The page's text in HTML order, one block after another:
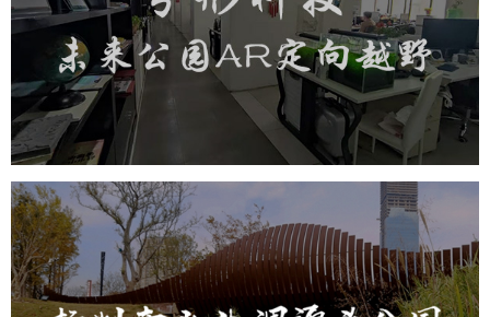
旅游休闲 小程序开发
AI人工智能技术
元宇宙定制开发
元宇宙网站建设
元宇宙平台建设
元宇宙系统搭建
元宇宙系统建设 元宇宙建设
扬州南水北调源头公园